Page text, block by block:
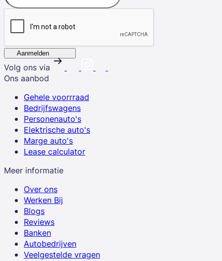
Aanmelden
Volg ons via
Ons aanbod
Gehele voorrraad
Bedrijfswagens
Personenauto's
Elektrische auto's
Marge auto's
Lease calculator
Meer informatie
Over ons
Werken Bij
Blogs
Reviews
Banken
Autobedrijven
Veelgestelde vragen